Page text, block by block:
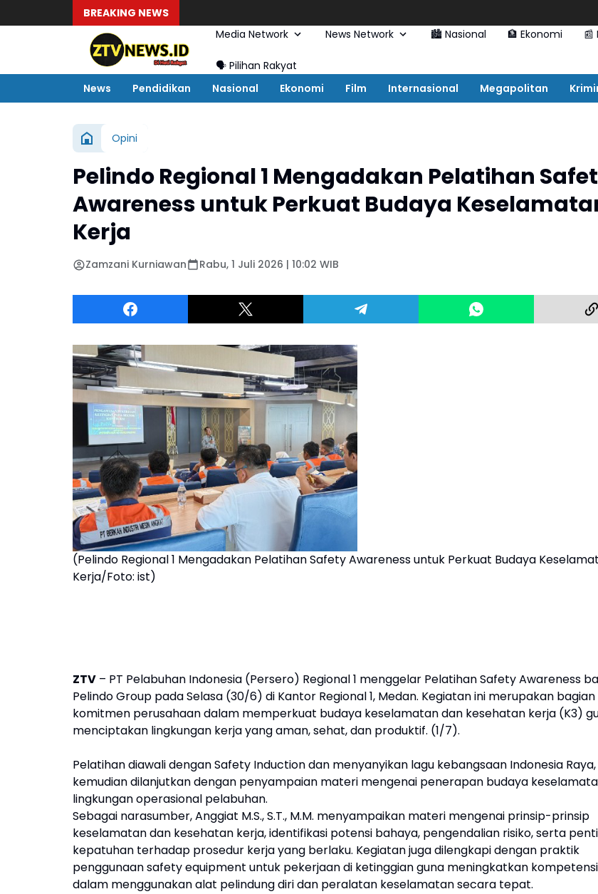
BREAKING NEWS
Media Network
News Network 🏙️ Nasional 🏦 Ekonomi 📰
🗣️ Pilihan Rakyat
News
Pendidikan Nasional Ekonomi Film Internasional Megapolitan
Opini
Pelindo Regional 1 Mengadakan Pelatihan
Awareness untuk Perkuat Budaya
Kerja
Zamzani Kurniawan Rabu, 1 Juli 2026 | 10:02 WIB
(Pelindo Regional 1 Mengadakan Pelatihan Safety Awareness untuk Perkuat Budaya
Kerja/Foto: ist)
ZTV – PT Pelabuhan Indonesia (Persero) Regional 1 menggelar Pelatihan Safety Awareness
Pelindo Group pada Selasa (30/6) di Kantor Regional 1, Medan. Kegiatan ini merupakan
komitmen perusahaan dalam memperkuat budaya keselamatan dan kesehatan kerja (K3)
menciptakan lingkungan kerja yang aman, sehat, dan produktif. (1/7).
Pelatihan diawali dengan Safety Induction dan menyanyikan lagu kebangsaan Indonesia Raya,
kemudian dilanjutkan dengan penyampaian materi mengenai penerapan budaya
lingkungan operasional pelabuhan.
Sebagai narasumber, Anggiat M.S., S.T., M.M. menyampaikan materi mengenai prinsip-prinsip
keselamatan dan kesehatan kerja, identifikasi potensi bahaya, pengendalian risiko, serta
kepatuhan terhadap prosedur kerja yang berlaku. Kegiatan juga dilengkapi dengan praktik
penggunaan safety equipment untuk pekerjaan di ketinggian guna meningkatkan
dalam menggunakan alat pelindung diri dan peralatan keselamatan secara tepat.